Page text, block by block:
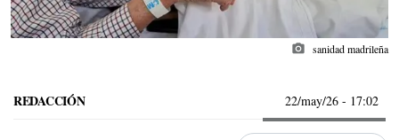
photo_camera sanidad madrileña
REDACCIÓN 22/may/26 - 17:02